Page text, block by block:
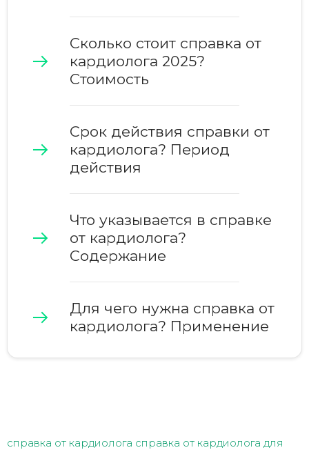
Сколько стоит справка от
кардиолога 2025?
Стоимость
Срок действия справки от
кардиолога? Период
действия
Что указывается в справке
от кардиолога?
Содержание
Для чего нужна справка от
кардиолога? Применение
справка от кардиолога справка от кардиолога для